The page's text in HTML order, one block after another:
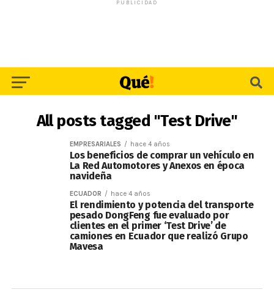
PUBLICIDAD
All posts tagged "Test Drive"
EMPRESARIALES hace 4 años
Los beneficios de comprar un vehículo en
La Red Automotores y Anexos en época
navideña
ECUADOR hace 4 años
El rendimiento y potencia del transporte
pesado DongFeng fue evaluado por
clientes en el primer ‘Test Drive’ de
camiones en Ecuador que realizó Grupo
Mavesa